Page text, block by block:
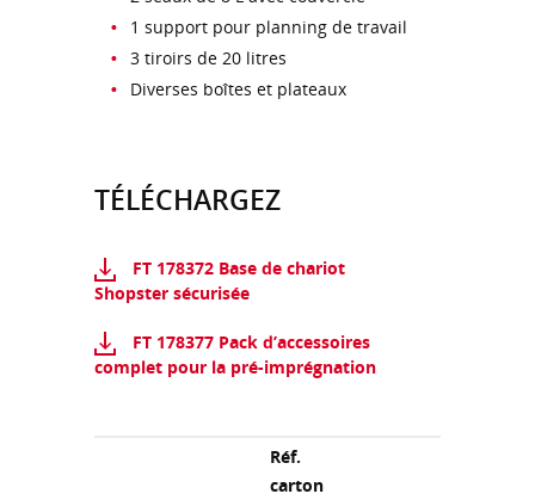
1 support pour planning de travail
3 tiroirs de 20 litres
Diverses boîtes et plateaux
TÉLÉCHARGEZ
FT 178372 Base de chariot
Shopster sécurisée
FT 178377 Pack d’accessoires
complet pour la pré-imprégnation
Réf.
carton